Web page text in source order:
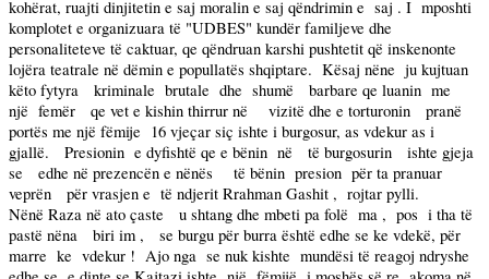
kohërat, ruajti dinjitetin e saj moralin e saj qëndrimin e saj . I mposhti
komplotet e organizuara të "UDBES" kundër familjeve dhe
personaliteteve të caktuar, qe qëndruan karshi pushtetit që inskenonte
lojëra teatrale në dëmin e popullatës shqiptare. Kësaj nëne ju kujtuan
këto fytyra
kriminale brutale dhe shumë barbare qe luanin me
një femër qe vet e kishin thirrur në vizitë dhe e torturonin
pranë
portës me një fëmije
16 vjeçar siç ishte i burgosur, as vdekur as i
gjallë.
Presionin e dyfishtë qe e bënin në të burgosurin
ishte gjeja
se
edhe në prezencën e nënës të bënin presion për ta pranuar
veprën
për vrasjen e të ndjerit Rrahman Gashit , rojtar pylli.
Nënë Raza në ato çaste
u shtang dhe mbeti pa folë ma , pos i tha të
pastë nëna
biri im ,
se burgu për burra është edhe se ke vdekë, për
marre ke vdekur ! Ajo nga se nuk kishte mundësi të reagoj ndryshe